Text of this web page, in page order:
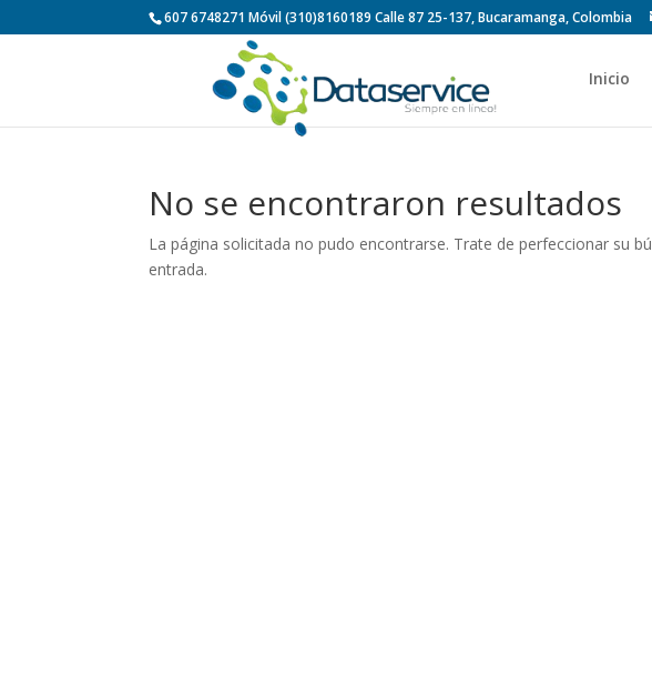
607 6748271 Móvil (310)8160189 Calle 87 25-137, Bucaramanga, Colombia
Inicio
No se encontraron resultados
La página solicitada no pudo encontrarse. Trate de perfeccionar su
entrada.